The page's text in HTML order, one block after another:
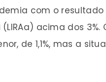
com o
acima dos 3%.
de 1,1%, mas a